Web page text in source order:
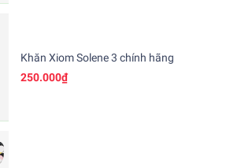
Khăn Xiom Solene 3 chính hãng
250.000₫